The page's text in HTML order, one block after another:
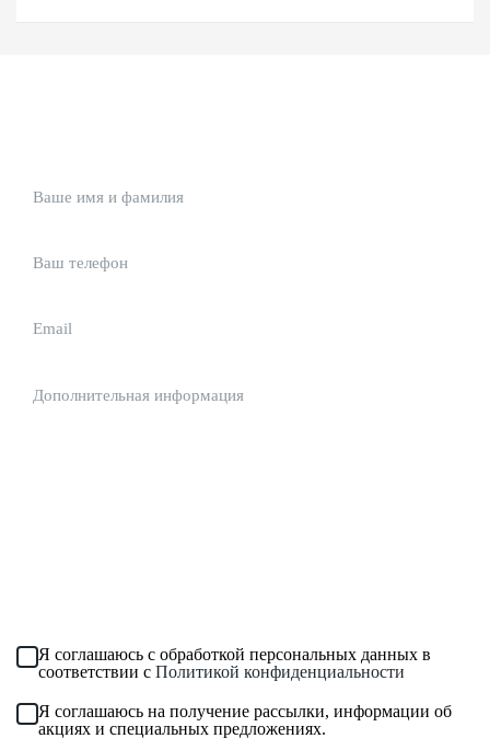
Тренировочная форма
Судейская форма
Корпоративная одежда
Сувениры
Я соглашаюсь с обработкой персональных данных в
соответствии с Политикой конфиденциальности
Я соглашаюсь на получение рассылки, информации об
акциях и специальных предложениях.